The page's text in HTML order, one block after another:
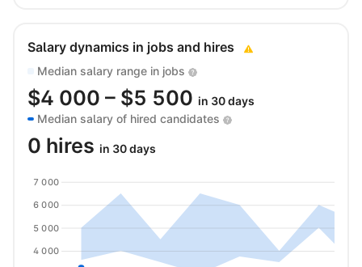
Salary dynamics in jobs and hires
Median salary range in jobs
$4 000 – $5 500 in 30 days
Median salary of hired candidates
0 hires in 30 days
4 000
5 000
6 000
7 000